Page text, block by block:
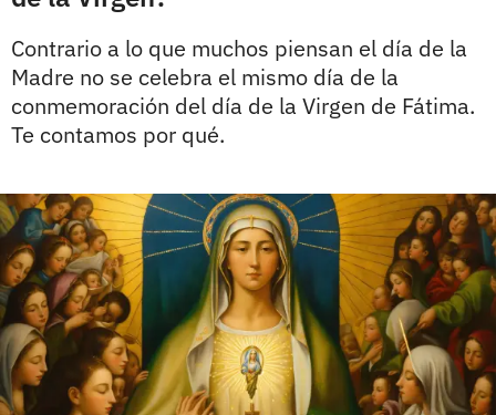
Contrario a lo que muchos piensan el día de la
Madre no se celebra el mismo día de la
conmemoración del día de la Virgen de Fátima.
Te contamos por qué.